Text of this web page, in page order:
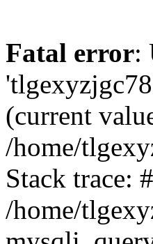
Fatal error:
(current
/home/
Stack trace:
/home/